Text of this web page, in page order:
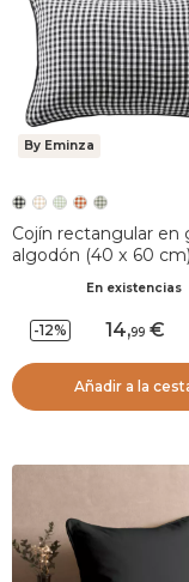
By Eminza
Cojín rectangular en
algodón (40 x 60
En existencias
-12% 14,99
Añadir a la